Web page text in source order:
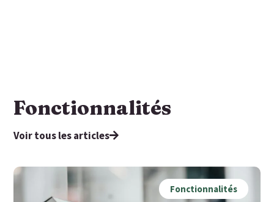
Fonctionnalités
Voir tous les articles
Fonctionnalités